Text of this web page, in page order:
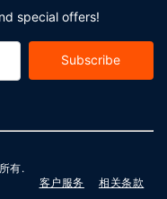
special offers!
Subscribe
有.
客户服务
相关条款